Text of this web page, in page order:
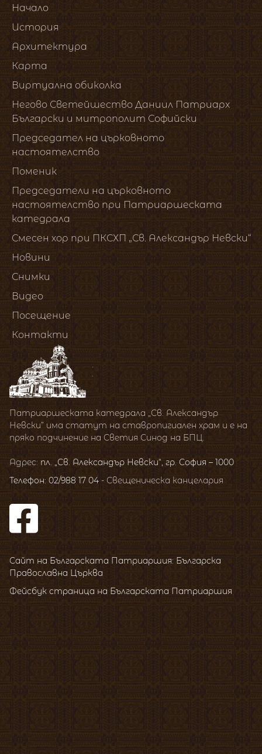
Начало
История
Архитектура
Карта
Виртуална обиколка
Негово Светейшество Даниил Патриарх
Български и митрополит Софийски
Председател на църковното
настоятелство
Поменик
Председатели на църковното
настоятелство при Патриаршеската
катедрала
Смесен хор при ПКСХП „Св. Александър Невски“
Новини
Снимки
Видео
Посещение
Контакти
Патриаршеската катедрала „Св. Александър
Невски” има статут на ставропигиален храм и е на
пряко подчинение на Светия Синод на БПЦ.
Адрес: пл. „Св. Александър Невски“, гр. София – 1000
Телефон: 02/988 17 04 - Свещеническа канцелария
Сайт на Българската Патриаршия: Българска
Православна Църква
Фейсбук страница на Българската Патриаршия